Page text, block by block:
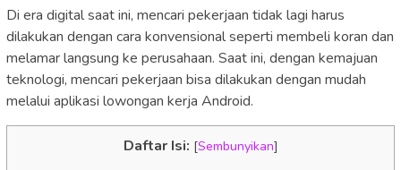
Di era digital saat ini, mencari pekerjaan tidak lagi harus
dilakukan dengan cara konvensional seperti membeli koran dan
melamar langsung ke perusahaan. Saat ini, dengan kemajuan
teknologi, mencari pekerjaan bisa dilakukan dengan mudah
melalui aplikasi lowongan kerja Android.
Daftar Isi: [Sembunyikan]